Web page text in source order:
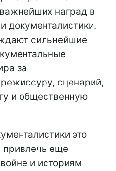
наград в
документалистики.
сильнейшие
за
сценарий,
и общественную
это
привлечь еще
и историям